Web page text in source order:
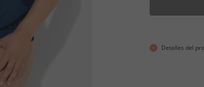
Detalles del